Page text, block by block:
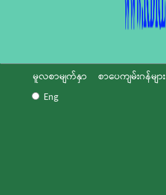
မူလစာမျက်နှာ စာပေကျမ်းဂန်များ
Eng